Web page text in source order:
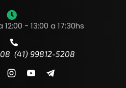
- 13:00 a 17:30hs
(41) 99812-5208